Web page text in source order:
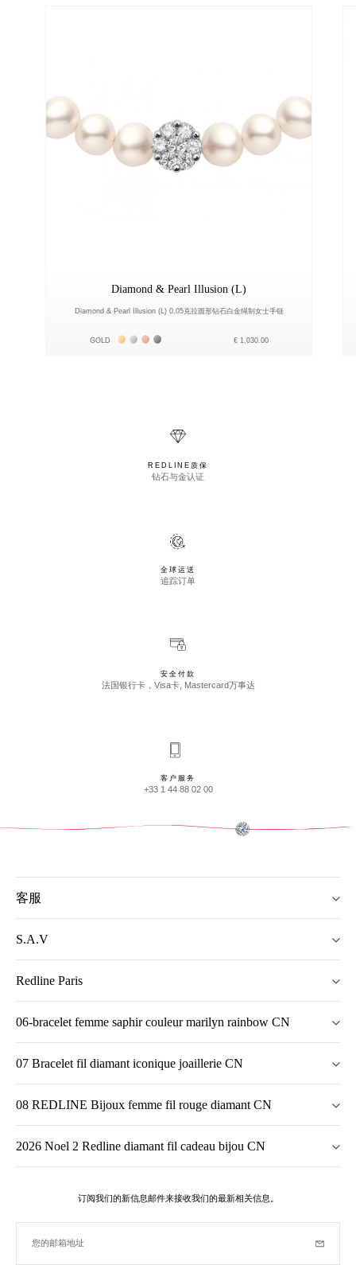
Diamond & Pearl Illusion (L)
Diamond & Pearl Illusion (L) 0.05克拉圆形钻石白金绳制女士手链
GOLD Жёлтое золото 18К
Белое золото 18К
Розовое золото 18К
Чёрное золото 18К € 1,030.00
REDLINE质保
钻石与金认证
全球运送
追踪订单
安全付款
法国银行卡，Visa卡, Mastercard万事达
客户服务
+33 1 44 88 02 00
客服
S.A.V
Redline Paris
06-bracelet femme saphir couleur marilyn rainbow CN
07 Bracelet fil diamant iconique joaillerie CN
08 REDLINE Bijoux femme fil rouge diamant CN
2026 Noel 2 Redline diamant fil cadeau bijou CN
订阅我们的新信息邮件来接收我们的最新相关信息。
您的邮箱地址